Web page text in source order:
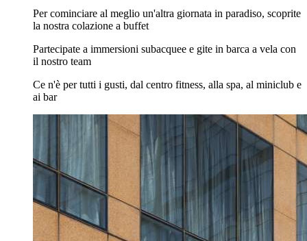
Per cominciare al meglio un'altra giornata in paradiso, scoprite
la nostra colazione a buffet
Partecipate a immersioni subacquee e gite in barca a vela con
il nostro team
Ce n'è per tutti i gusti, dal centro fitness, alla spa, al miniclub e
ai bar